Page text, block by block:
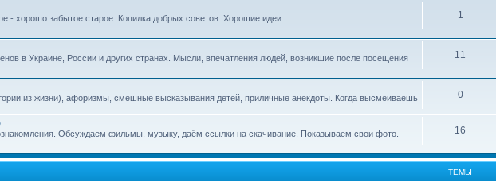
- хорошо забытое старое. Копилка добрых советов. Хорошие идеи. 1
в Украине, России и других странах. Мысли, впечатления людей, возникшие после посещения
11
из жизни), афоризмы, смешные высказывания детей, приличные анекдоты. Когда высмеиваешь
0
Обсуждаем фильмы, музыку, даём ссылки на скачивание. Показываем свои фото. 16
ТЕМЫ